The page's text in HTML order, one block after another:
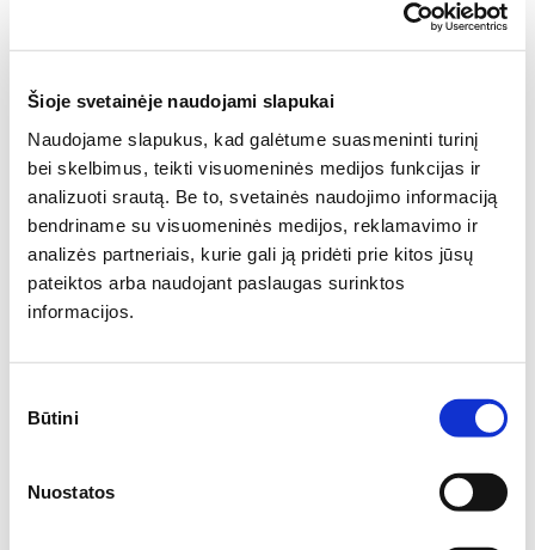
Šioje svetainėje naudojami slapukai
Naudojame slapukus, kad galėtume suasmeninti turinį
bei skelbimus, teikti visuomeninės medijos funkcijas ir
analizuoti srautą. Be to, svetainės naudojimo informaciją
bendriname su visuomeninės medijos, reklamavimo ir
analizės partneriais, kurie gali ją pridėti prie kitos jūsų
pateiktos arba naudojant paslaugas surinktos
informacijos.
pasirinkimas
Būtini
Nuostatos
Bites PRO Medsraigtis - 4,0x40 mm C4 (200 vnt.) - lauko
darbams
Į krepšelį